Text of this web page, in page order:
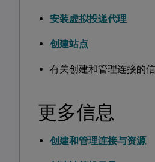
安装虚拟投递代理
创建站点
有关创建和管理连接的
更多信息
创建和管理连接与资源